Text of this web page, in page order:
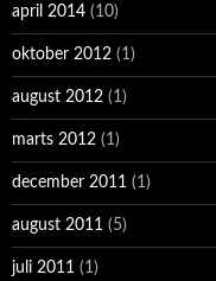
april 2014 (10)
oktober 2012 (1)
august 2012 (1)
marts 2012 (1)
december 2011 (1)
august 2011 (5)
juli 2011 (1)